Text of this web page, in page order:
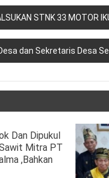
STNK 33 MOTOR
dan Sekretaris Desa
Dan Dipukul
Mitra PT
,Bahkan